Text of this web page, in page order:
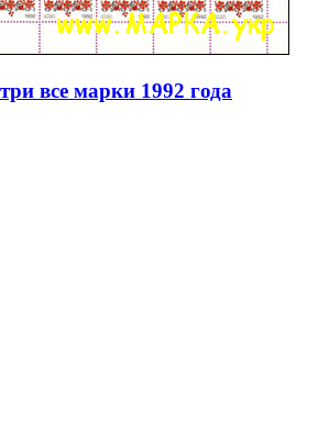
все марки 1992 года